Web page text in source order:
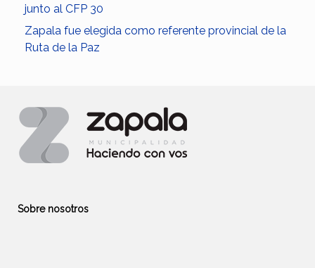
junto al CFP 30
Zapala fue elegida como referente provincial de la
Ruta de la Paz
Sobre nosotros